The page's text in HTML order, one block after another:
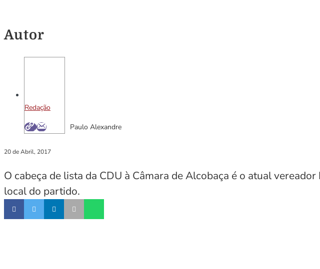
Autor
Redação
Paulo Alexandre
20 de Abril, 2017
O cabeça de lista da CDU à Câmara de Alcobaça é o atual
local do partido.